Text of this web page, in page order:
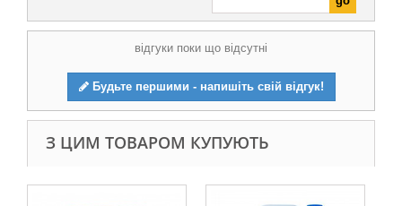
відгуки поки що відсутні
Будьте першими - напишіть свій відгук!
З ЦИМ ТОВАРОМ КУПУЮТЬ